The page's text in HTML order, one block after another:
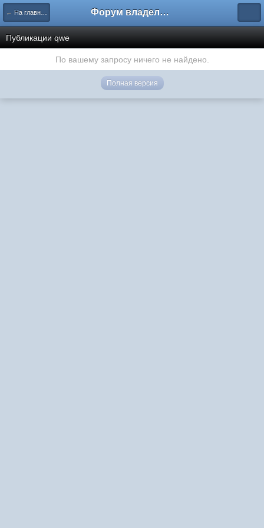
← На главную Форум владельцев интернет-магазинов
Публикации qwe
По вашему запросу ничего не найдено.
Полная версия